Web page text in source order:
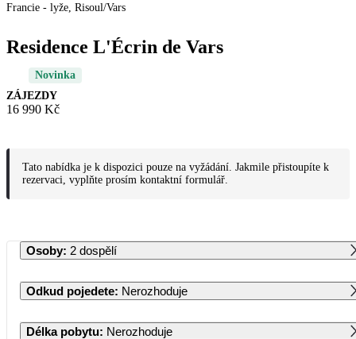
Francie - lyže, Risoul/Vars
Residence L'Écrin de Vars
Novinka
ZÁJEZDY
16 990 Kč
Tato nabídka je k dispozici pouze na vyžádání. Jakmile přistoupíte k
rezervaci, vyplňte prosím kontaktní formulář.
Osoby: 2 dospělí
Odkud pojedete: Nerozhoduje
Délka pobytu: Nerozhoduje